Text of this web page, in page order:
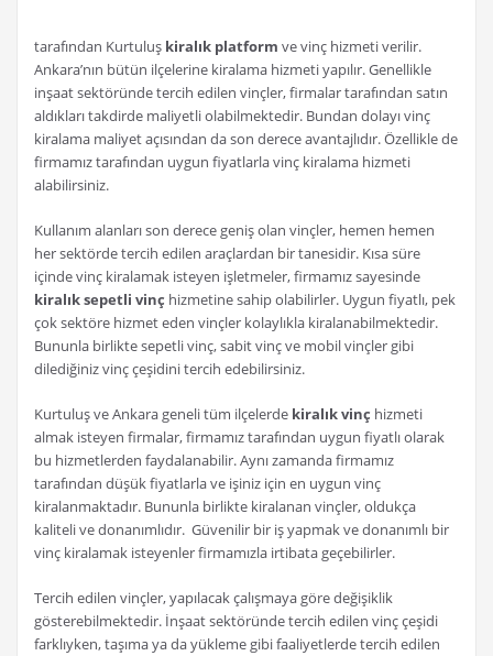
tarafından Kurtuluş kiralık platform ve vinç hizmeti verilir.
Ankara’nın bütün ilçelerine kiralama hizmeti yapılır. Genellikle
inşaat sektöründe tercih edilen vinçler, firmalar tarafından satın
aldıkları takdirde maliyetli olabilmektedir. Bundan dolayı vinç
kiralama maliyet açısından da son derece avantajlıdır. Özellikle de
firmamız tarafından uygun fiyatlarla vinç kiralama hizmeti
alabilirsiniz.
Kullanım alanları son derece geniş olan vinçler, hemen hemen
her sektörde tercih edilen araçlardan bir tanesidir. Kısa süre
içinde vinç kiralamak isteyen işletmeler, firmamız sayesinde
kiralık sepetli vinç hizmetine sahip olabilirler. Uygun fiyatlı, pek
çok sektöre hizmet eden vinçler kolaylıkla kiralanabilmektedir.
Bununla birlikte sepetli vinç, sabit vinç ve mobil vinçler gibi
dilediğiniz vinç çeşidini tercih edebilirsiniz.
Kurtuluş ve Ankara geneli tüm ilçelerde kiralık vinç hizmeti
almak isteyen firmalar, firmamız tarafından uygun fiyatlı olarak
bu hizmetlerden faydalanabilir. Aynı zamanda firmamız
tarafından düşük fiyatlarla ve işiniz için en uygun vinç
kiralanmaktadır. Bununla birlikte kiralanan vinçler, oldukça
kaliteli ve donanımlıdır. Güvenilir bir iş yapmak ve donanımlı bir
vinç kiralamak isteyenler firmamızla irtibata geçebilirler.
Tercih edilen vinçler, yapılacak çalışmaya göre değişiklik
gösterebilmektedir. İnşaat sektöründe tercih edilen vinç çeşidi
farklıyken, taşıma ya da yükleme gibi faaliyetlerde tercih edilen